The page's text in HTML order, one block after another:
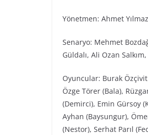
Yönetmen: Ahmet Yılmaz
Senaryo: Mehmet
Güldalı, Ali Ozan
Oyuncular: Burak Özçivit
Özge Törer (Bala),
(Demirci), Emin Gürsoy
Ayhan (Baysungur),
(Nestor), Serhat Parıl